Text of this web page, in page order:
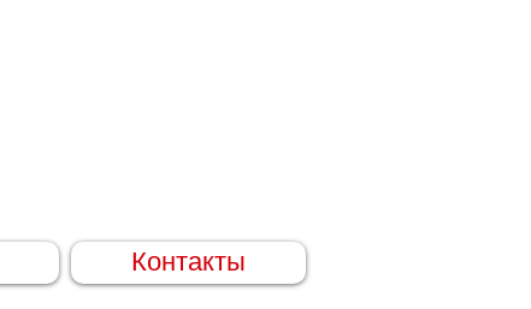
Контакты